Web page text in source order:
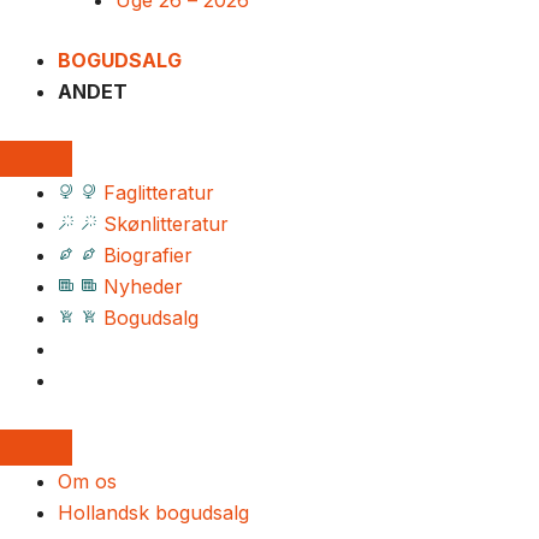
BOGUDSALG
ANDET
Faglitteratur
Skønlitteratur
Biografier
Nyheder
Bogudsalg
Om os
Hollandsk bogudsalg